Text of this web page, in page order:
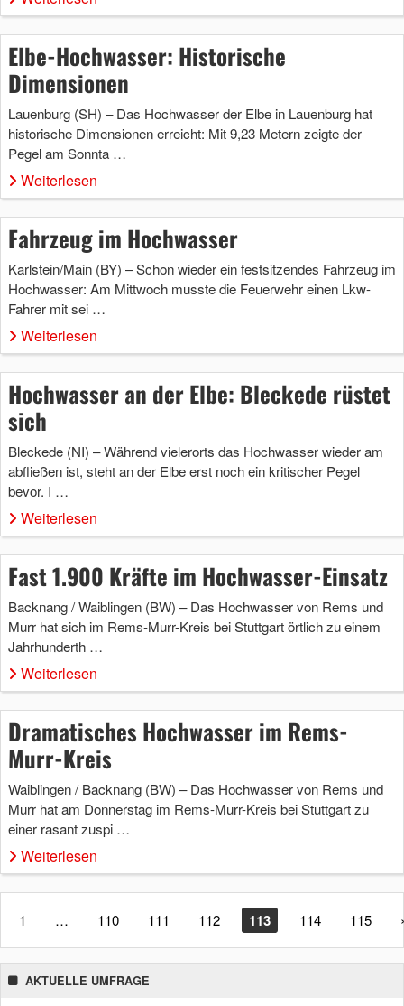
Elbe-Hochwasser: Historische
Dimensionen
Lauenburg (SH) – Das Hochwasser der Elbe in Lauenburg hat
historische Dimensionen erreicht: Mit 9,23 Metern zeigte der
Pegel am Sonnta …
Weiterlesen
Fahrzeug im Hochwasser
Karlstein/Main (BY) – Schon wieder ein festsitzendes Fahrzeug im
Hochwasser: Am Mittwoch musste die Feuerwehr einen Lkw-
Fahrer mit sei …
Weiterlesen
Hochwasser an der Elbe: Bleckede rüstet
sich
Bleckede (NI) – Während vielerorts das Hochwasser wieder am
abfließen ist, steht an der Elbe erst noch ein kritischer Pegel
bevor. I …
Weiterlesen
Fast 1.900 Kräfte im Hochwasser-Einsatz
Backnang / Waiblingen (BW) – Das Hochwasser von Rems und
Murr hat sich im Rems-Murr-Kreis bei Stuttgart örtlich zu einem
Jahrhunderth …
Weiterlesen
Dramatisches Hochwasser im Rems-
Murr-Kreis
Waiblingen / Backnang (BW) – Das Hochwasser von Rems und
Murr hat am Donnerstag im Rems-Murr-Kreis bei Stuttgart zu
einer rasant zuspi …
Weiterlesen
1 … 110 111 112 113 114 115
AKTUELLE UMFRAGE